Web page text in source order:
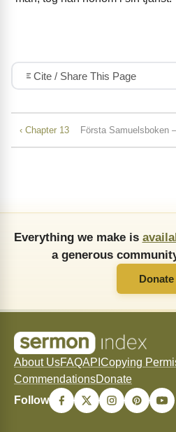
Cite / Share This Page
‹ Chapter 13 Första Samuelsboken
Everything we make is
a generous
Donate
About UsFAQAPI Copying
CommendationsDonate
Follow